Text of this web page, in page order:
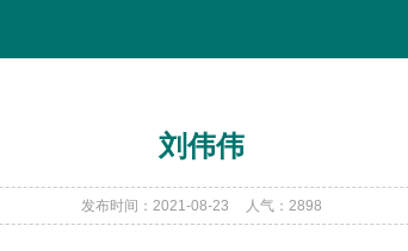
刘伟伟
发布时间：2021-08-23 人气： 2898